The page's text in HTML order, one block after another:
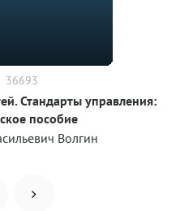
36693
Стандарты управления:
пособие
Волгин